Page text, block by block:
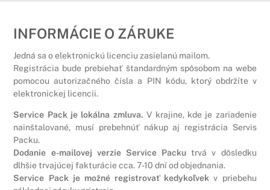
INFORMÁCIE O ZÁRUKE
Jedná sa o elektronickú licenciu zasielanú mailom.
Registrácia bude prebiehať štandardným spôsobom na webe
pomocou autorizačného čísla a PIN kódu, ktorý obdržíte v
elektronickej licencii.
Service Pack je lokálna zmluva. V krajine, kde je zariadenie
nainštalované, musí prebehnúť nákup aj registrácia Servis
Packu.
Dodanie e-mailovej verzie Service Packu trvá v dôsledku
dlhšie trvajúcej fakturácie cca. 7-10 dní od objednania.
Service Pack je možné registrovať kedykoľvek v priebehu